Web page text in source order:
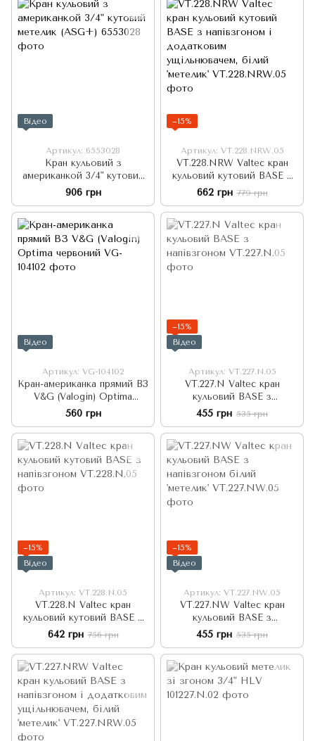
Відео
Артикул: 6553028
Кран кульовий з
американкой 3/4" кутовий
метелик (ASG+)
906 грн
−15%
Артикул: VT.228.NRW.05
VT.228.NRW Valtec кран
кульовий кутовий BASE з
напівзгоном і додатковим
ущільнювачем, білий
'метелик'
662 грн 779 грн
Відео
Артикул: VG-104102
Кран-американка прямий ВЗ
V&G (Valogin) Optima
червоний
560 грн
−15%
Відео
Артикул: VT.227.N.05
VT.227.N Valtec кран
кульовий BASE з
напівзгоном
455 грн 535 грн
−15%
Відео
Артикул: VT.228.N.05
VT.228.N Valtec кран
кульовий кутовий BASE з
напівзгоном
642 грн 756 грн
−15%
Відео
Артикул: VT.227.NW.05
VT.227.NW Valtec кран
кульовий BASE з
напівзгоном білий 'метелик'
455 грн 535 грн